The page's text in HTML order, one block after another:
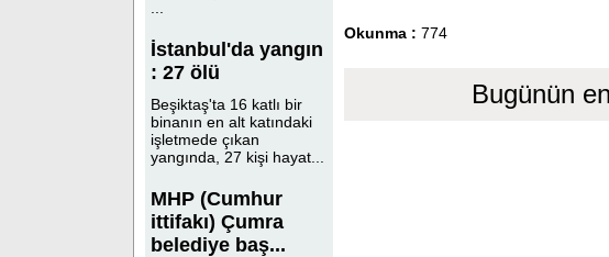
İstanbul'da yangın
: 27 ölü
Beşiktaş'ta 16 katlı bir
binanın en alt katındaki
işletmede çıkan
yangında, 27 kişi hayat...
MHP (Cumhur
ittifakı) Çumra
belediye baş...
Okunma : 774
Bugünün